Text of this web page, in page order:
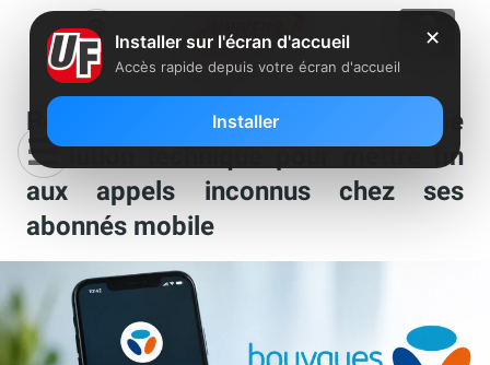
Bouygues Telecom lance une
évolution technique pour mettre fin
aux appels inconnus chez ses
abonnés mobile
✕
Installer sur l'écran d'accueil
Accès rapide depuis votre écran d'accueil
Installer